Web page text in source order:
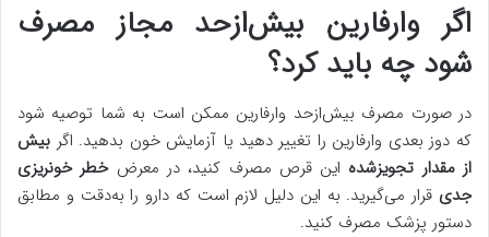
اگر وارفارین بیش‌ازحد مجاز مصرف
شود چه باید کرد؟
در صورت مصرف بیش‌ازحد وارفارین ممکن است به شما توصیه شود
که دوز بعدی وارفارین را تغییر دهید یا آزمایش خون بدهید. اگر بیش
از مقدار تجویزشده این قرص مصرف کنید، در معرضخطر خونریزی
جدی قرار می‌گیرید. به این دلیل لازم است که دارو را به‌دقت و مطابق
دستور پزشک مصرف کنید.